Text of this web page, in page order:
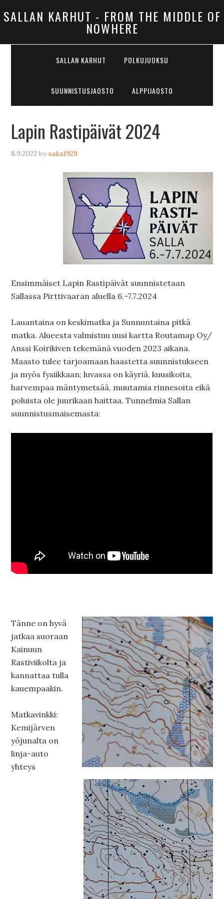
SALLAN KARHUT - FROM THE MIDDLE OF
NOWHERE
SALLAN KARHUT POLKUJUOKSU
SUUNNISTUSJAOSTO ALPPIJAOSTO
Lapin Rastipäivät 2024
8.9.2023 bysaka1929
Ensimmäiset Lapin Rastipäivät suunnistetaan
Sallassa Pirttivaaran aluella 6.-7.7.2024
Lauantaina on keskimatka ja Sunnuntaina pitkä
matka. Alueesta valmistuu uusi kartta Routamap Oy/
Anssi Koirikiven tekemänä vuoden 2023 aikana.
Maasto tulee tarjoamaan haastetta suunnistukseen
ja myös fysiikkaan; luvassa on käyriä, kuusikoita,
harvempaa mäntymetsää, muutamia rinnesoita eikä
poluista ole juurikaan haittaa. Tunnelmia Sallan
suunnistusmaisemasta:
Tänne on hyvä
jatkaa suoraan
Kainuun
Rastiviikolta ja
kannattaa tulla
kauempaakin.
Matkavinkki:
Kemijärven
yöjunalta on
linja-auto
yhteys